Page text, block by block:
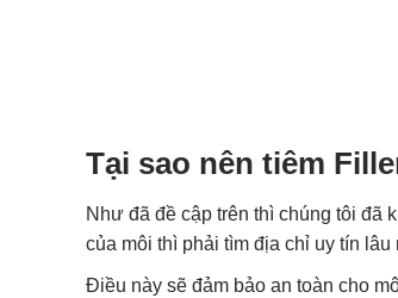
Tại sao nên tiêm
Như đã đề cập trên thì chúng tôi đã
của môi thì phải tìm địa chỉ uy tín
Điều này sẽ đảm bảo an toàn cho